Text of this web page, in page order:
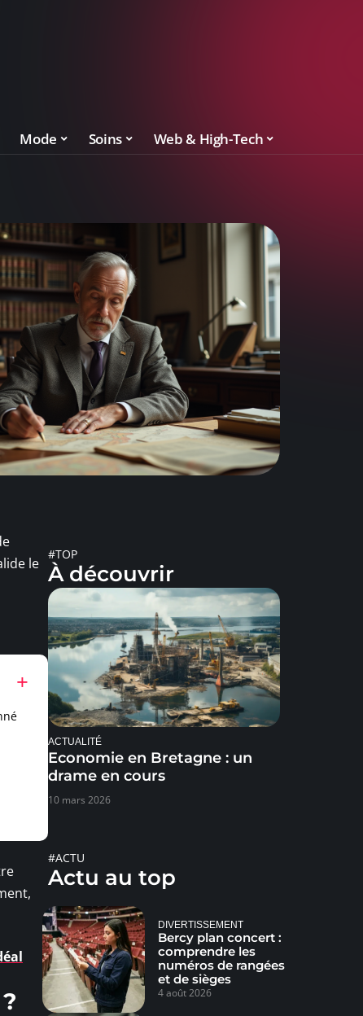
Mode Soins Web & High-Tech
le
#TOP
À découvrir
ACTUALITÉ
Economie en Bretagne : un
drame en cours
10 mars 2026
#ACTU
Actu au top
DIVERTISSEMENT
Bercy plan concert :
comprendre les
numéros de rangées
et de sièges
4 août 2026